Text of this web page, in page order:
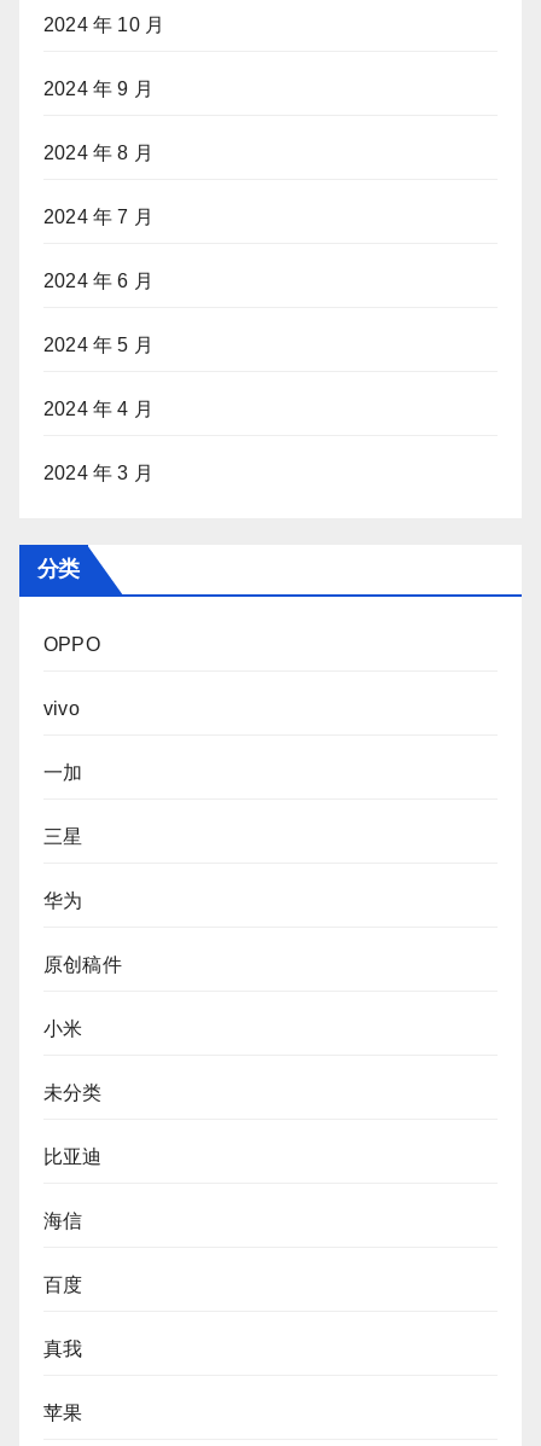
2024 年 10 月
2024 年 9 月
2024 年 8 月
2024 年 7 月
2024 年 6 月
2024 年 5 月
2024 年 4 月
2024 年 3 月
分类
OPPO
vivo
一加
三星
华为
原创稿件
小米
未分类
比亚迪
海信
百度
真我
苹果